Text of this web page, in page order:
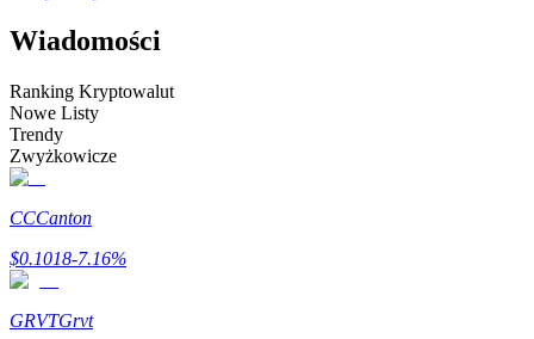
transakcji
Analiza Big Data, w tym informacje handlowe itp.
Wiadomości
Ranking Kryptowalut
Nowe Listy
Trendy
Zwyżkowicze
CCCanton
$0.1018-7.16%
GRVTGrvt